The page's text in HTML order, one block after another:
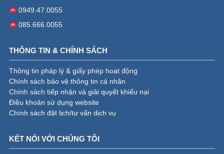
0949.47.0055
085.666.0055
THÔNG TIN & CHÍNH SÁCH
Thông tin pháp lý & giấy phép hoạt động
Chính sách bảo vệ thông tin cá nhân
Chính sách tiếp nhận và giải quyết khiếu nại
Điều khoản sử dụng website
Chính sách đặt lịch/tư vấn dịch vụ
KẾT NỐI VỚI CHÚNG TÔI